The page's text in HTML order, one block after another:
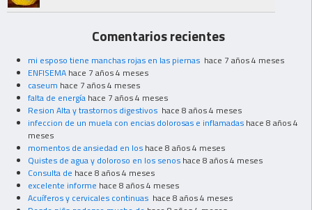
Comentarios recientes
mi esposo tiene manchas rojas en las piernas hace 7 años 4 meses
ENFISEMA hace 7 años 4 meses
caseum hace 7 años 4 meses
falta de energía hace 7 años 4 meses
Resion Alta y trastornos digestivos hace 8 años 4 meses
infeccion de un muela con encias dolorosas e inflamadas hace 8 años 4
meses
momentos de ansiedad en los hace 8 años 4 meses
Quistes de agua y doloroso en los senos hace 8 años 4 meses
Consulta de hace 8 años 4 meses
excelente informe hace 8 años 4 meses
Acuíferos y cervicales continuas hace 8 años 4 meses